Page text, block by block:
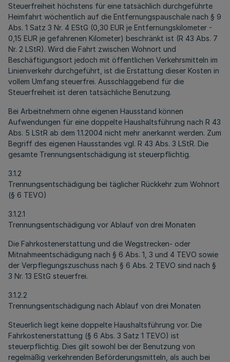
Steuerfreiheit höchstens für eine tatsächlich durchgeführte
Heimfahrt wöchentlich auf die Entfernungspauschale nach § 9
Abs. 1 Satz 3 Nr. 4 EStG (0,30 EUR je Entfernungskilometer -
0,15 EUR je gefahrenen Kilometer) beschränkt ist (R 43 Abs. 7
Nr. 2 LStR). Wird die Fahrt zwischen Wohnort und
Beschäftigungsort jedoch mit öffentlichen Verkehrsmitteln im
Linienverkehr durchgeführt, ist die Erstattung dieser Kosten in
vollem Umfang steuerfrei. Ausschlaggebend für die
Steuerfreiheit ist deren tatsächliche Benutzung.
Bei Arbeitnehmern ohne eigenen Hausstand können
Aufwendungen für eine doppelte Haushaltsführung nach R 43
Abs. 5 LStR ab dem 1.1.2004 nicht mehr anerkannt werden. Zum
Begriff des eigenen Hausstandes vgl. R 43 Abs. 3 LStR. Die
gesamte Trennungsentschädigung ist steuerpflichtig.
3.1.2
Trennungsentschädigung bei täglicher Rückkehr zum Wohnort
(§ 6 TEVO)
3.1.2.1
Trennungsentschädigung vor Ablauf von drei Monaten
Die Fahrkostenerstattung und die Wegstrecken- oder
Mitnahmeentschädigung nach § 6 Abs. 1, 3 und 4 TEVO sowie
der Verpflegungszuschuss nach § 6 Abs. 2 TEVO sind nach §
3 Nr. 13 EStG steuerfrei.
3.1.2.2
Trennungsentschädigung nach Ablauf von drei Monaten
Steuerlich liegt keine doppelte Haushaltsführung vor. Die
Fahrkostenerstattung (§ 6 Abs. 3 Satz 1 TEVO) ist
steuerpflichtig. Dies gilt sowohl bei der Benutzung von
regelmäßig verkehrenden Beförderungsmitteln, als auch bei